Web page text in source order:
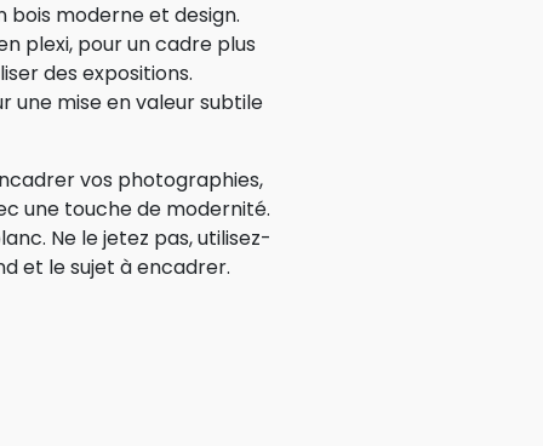
bois moderne et design.
plexi, pour un cadre plus
des expositions.
une mise en valeur subtile
vos photographies,
une touche de modernité.
Ne le jetez pas, utilisez-
et le sujet à encadrer.